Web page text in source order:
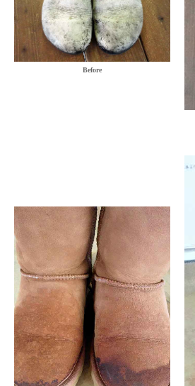
Before